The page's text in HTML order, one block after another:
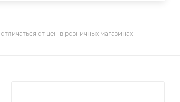
от цен в розничных магазинах